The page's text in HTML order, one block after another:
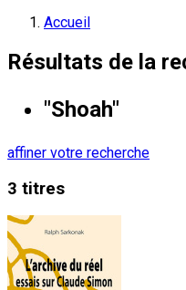
Accueil
Résultats de la
"Shoah"
affiner votre recherche
3 titres